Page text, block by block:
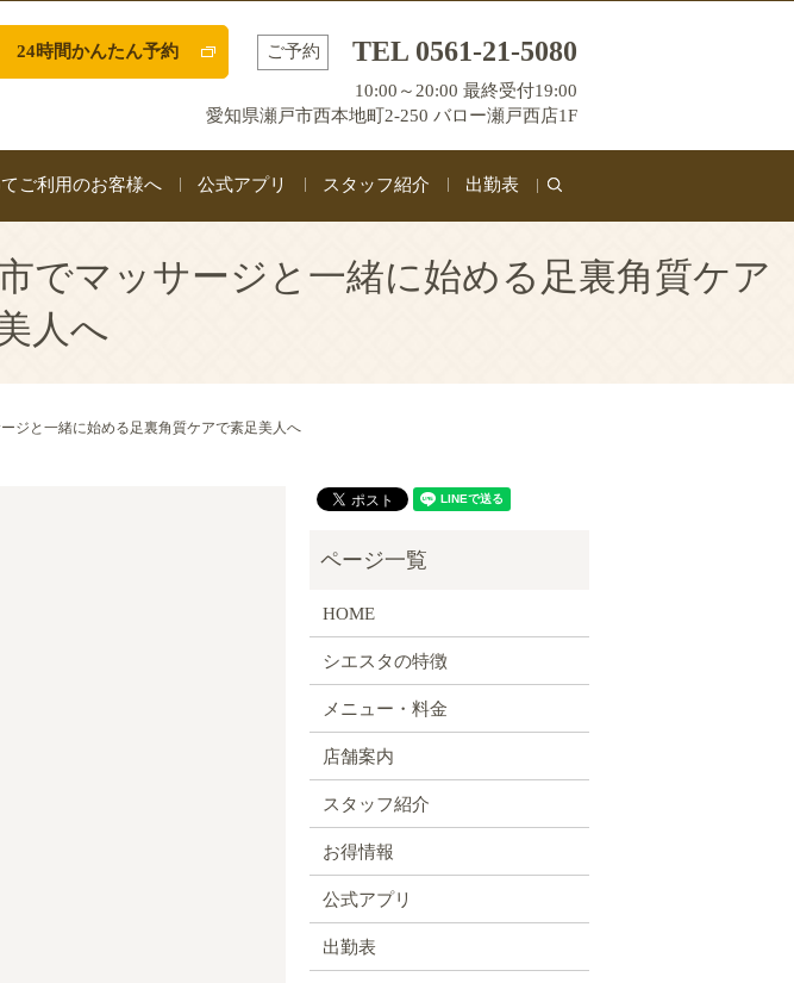
24時間かんたん予約 ご予約 TEL 0561-21-5080
10:00～20:00 最終受付19:00
愛知県瀬戸市西本地町2-250 バロー瀬戸西店1F
ご利用のお客様へ 公式アプリ スタッフ紹介 出勤表
search
でマッサージと一緒に始める足裏角質ケア
人へ
ジと一緒に始める足裏角質ケアで素足美人へ
HOME
シエスタの特徴
メニュー・料金
店舗案内
スタッフ紹介
お得情報
公式アプリ
出勤表